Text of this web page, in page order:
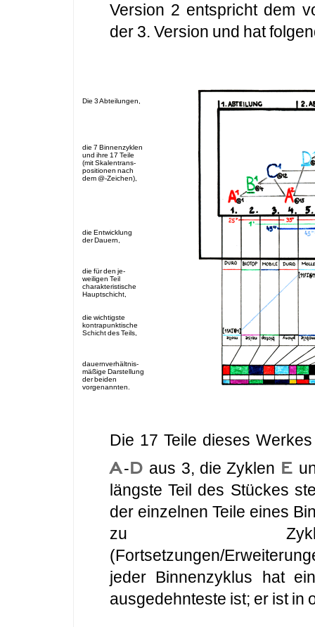
Version 2 entspricht dem
der 3. Version und hat
Die 3 Abteilungen,
die 7 Binnenzyklen
und ihre 17 Teile
(mit Skalentrans-
positionen nach
dem @-Zeichen),
die Entwicklung
der Dauern,
die für den je-
weiligen Teil
charakteristische
Hauptschicht,
die wichtigste
kontrapunktische
Schicht des Teils,
dauernverhältnis-
mäßige Darstellung
der beiden
vorgenannten.
Die 17 Teile dieses
A-D aus 3, die Zyklen E
längste Teil des Stückes
der einzelnen Teile eines
zu
(Fortsetzungen/
jeder Binnenzyklus hat
ausgedehnteste ist; er ist in